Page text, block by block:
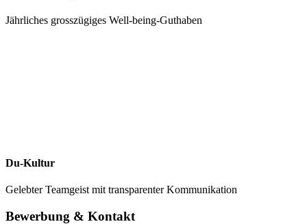
Jährliches grosszügiges Well-being-Guthaben
Du-Kultur
Gelebter Teamgeist mit transparenter Kommunikation
Bewerbung & Kontakt